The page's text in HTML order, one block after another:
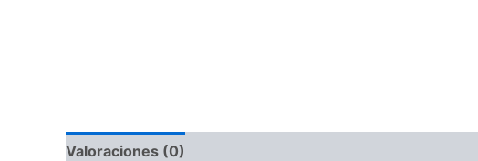
Valoraciones (0)